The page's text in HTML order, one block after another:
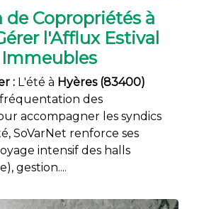
de Copropriétés à
l'Afflux Estival
: L'été à Hyères (83400)
des
accompagner les syndics
SoVarNet renforce ses
intensif des halls
gestion....